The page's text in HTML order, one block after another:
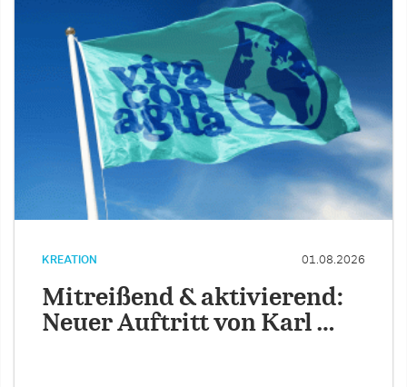
KREATION 01.08.2026
Mitreißend & aktivierend:
Neuer Auftritt von Karl …